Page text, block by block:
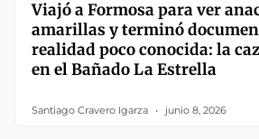
Viajó a Formosa para ver
amarillas y terminó
realidad poco conocida: la
en el Bañado La Estrella
Santiago Cravero Igarza junio 8, 2026